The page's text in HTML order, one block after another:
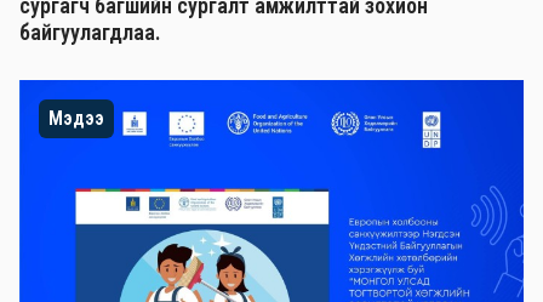
сургагч багшийн сургалт амжилттай зохион
байгуулагдлаа.
Мэдээ